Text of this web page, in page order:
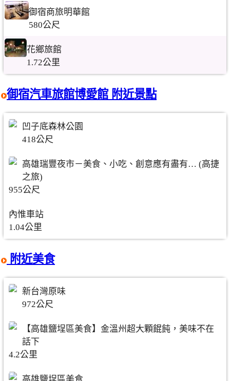
御宿商旅明華館
580公尺
花鄉旅館
1.72公里
御宿汽車旅館博愛館 附近景點
凹子底森林公園
418公尺
高雄瑞豐夜市－美食、小吃、創意應有盡有… (高捷
之旅)
955公尺
內惟車站
1.04公里
附近美食
新台灣原味
972公尺
【高雄鹽埕區美食】金溫州超大顆餛飩，美味不在
話下
4.2公里
高雄鹽埕區美食